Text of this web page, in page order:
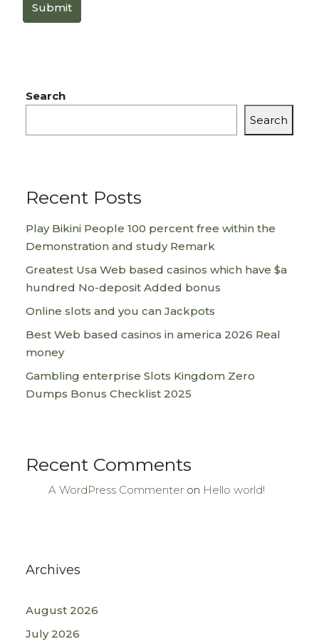
Submit
Search
Search
Recent Posts
Play Bikini People 100 percent free within the
Demonstration and study Remark
Greatest Usa Web based casinos which have $a
hundred No-deposit Added bonus
Online slots and you can Jackpots
Best Web based casinos in america 2026 Real
money
Gambling enterprise Slots Kingdom Zero
Dumps Bonus Checklist 2025
Recent Comments
A WordPress Commenter on Hello world!
Archives
August 2026
July 2026